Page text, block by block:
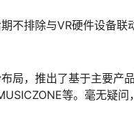
不排除与VR硬件设备
局，推出了基于主要产
等。毫无疑